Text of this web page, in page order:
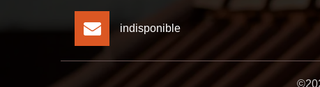
indisponible